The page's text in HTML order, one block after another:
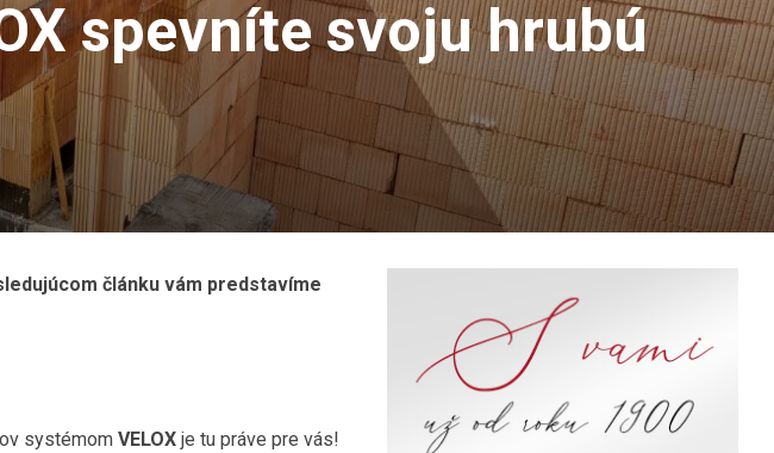
spevníte svoju hrubú
článku vám predstavíme
systémom VELOX je tu práve pre vás!